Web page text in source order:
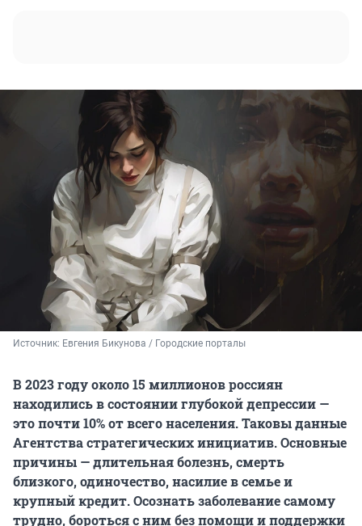
Источник: Евгения Бикунова / Городские порталы
В 2023 году около 15 миллионов россиян
находились в состоянии глубокой депрессии —
это почти 10% от всего населения. Таковы данные
Агентства стратегических инициатив. Основные
причины — длительная болезнь, смерть
близкого, одиночество, насилие в семье и
крупный кредит. Осознать заболевание самому
трудно, бороться с ним без помощи и поддержки